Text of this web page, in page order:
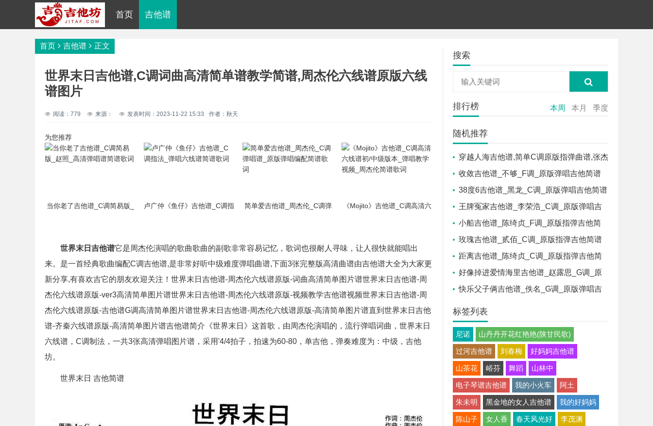
首页 吉他谱
首页 吉他谱 正文
世界末日吉他谱,C调词曲高清简单谱教学简谱,周杰伦六线谱原版六线
谱图片
阅读：779 来源： 发表时间：2023-11-22 15:33 作者：秋天
为您推荐
当你老了吉他谱_C调简易版_
卢广仲《鱼仔》吉他谱_C调指
简单爱吉他谱_周杰伦_C调弹
《Mojito》吉他谱_C调高清六
世界末日吉他谱它是周杰伦演唱的歌曲歌曲的副歌非常容易记忆，歌词也很耐人寻味，让人很快就能唱出
来。是一首经典歌曲编配C调吉他谱,是非常好听中级难度弹唱曲谱,下面3张完整版高清曲谱由吉他谱大全为大家更
新分享,有喜欢吉它的朋友欢迎关注！世界末日吉他谱-周杰伦六线谱原版-词曲高清简单图片谱世界末日吉他谱-周
杰伦六线谱原版-ver3高清简单图片谱世界末日吉他谱-周杰伦六线谱原版-视频教学吉他谱视频世界末日吉他谱-周
杰伦六线谱原版-吉他谱G调高清简单图片谱世界末日吉他谱-周杰伦六线谱原版-高清简单图片谱直到世界末日吉他
谱-齐秦六线谱原版-高清简单图片谱吉他谱简介《世界末日》这首歌，由周杰伦演唱的，流行弹唱词曲，世界末日
六线谱，C调制法，一共3张高清弹唱图片谱，采用'4/4拍子，拍速为60-80，单吉他，弹奏难度为：中级，吉他
坊。
世界末日 吉他简谱
搜索
排行榜 本周 本月 季度
随机推荐
穿越人海吉他谱,简单C调原版指弹曲谱,张杰
高清流行弹唱下六线乐谱
收敛吉他谱_不够_F调_原版弹唱吉他简谱
38度6吉他谱_黑龙_C调_原版弹唱吉他简谱
王牌冤家吉他谱_李荣浩_C调_原版弹唱吉
他简谱
小船吉他谱_陈绮贞_F调_原版指弹吉他简
谱玫瑰吉他谱_贰佰_C调_原版指弹吉他简谱
距离吉他谱_陈绮贞_C调_原版指弹吉他简
谱好像掉进爱情海里吉他谱_赵露思_G调_原
版指弹吉他简谱
快乐父子俩吉他谱_佚名_G调_原版弹唱吉
他简谱
标签列表
尼诺 山丹丹开花红艳艳(陕甘民歌)
过河吉他谱 刘春梅 好妈妈吉他谱
山茶花 峪芬 舞蹈 山林中
电子琴谱吉他谱 我的小火车 阿土
朱未明 黑金地的女人吉他谱 我的好妈妈
陈山子 女人香 春天风光好 李茂渊